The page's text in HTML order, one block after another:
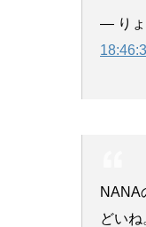
— りょ
NANA
どいね